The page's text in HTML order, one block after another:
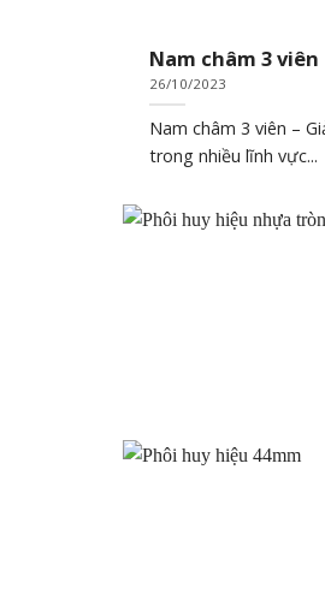
Nam châm 3 viên
26/10/2023
Nam châm 3 viên –
trong nhiều lĩnh vực...